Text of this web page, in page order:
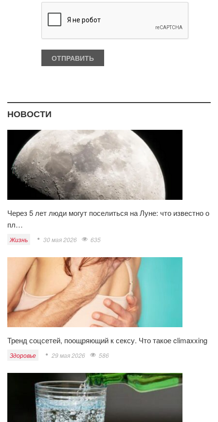
НОВОСТИ
Через 5 лет люди могут поселиться на Луне: что известно о
пл…
Жизнь 30 мая 2026 635
Тренд соцсетей, поощряющий к сексу. Что такое climaxxing
Здоровье 29 мая 2026 586